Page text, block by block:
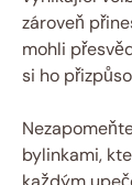
zároveň
mohli
si ho
bylinkami,